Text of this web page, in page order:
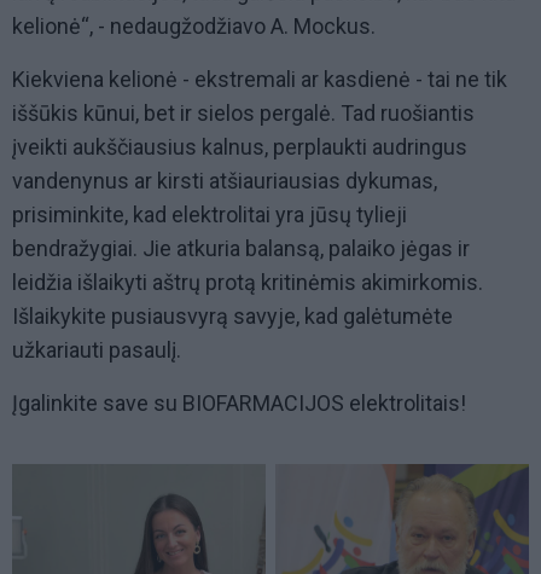
kelionė“, - nedaugžodžiavo A. Mockus.
Kiekviena kelionė - ekstremali ar kasdienė - tai ne tik
iššūkis kūnui, bet ir sielos pergalė. Tad ruošiantis
įveikti aukščiausius kalnus, perplaukti audringus
vandenynus ar kirsti atšiauriausias dykumas,
prisiminkite, kad elektrolitai yra jūsų tylieji
bendražygiai. Jie atkuria balansą, palaiko jėgas ir
leidžia išlaikyti aštrų protą kritinėmis akimirkomis.
Išlaikykite pusiausvyrą savyje, kad galėtumėte
užkariauti pasaulį.
Įgalinkite save su BIOFARMACIJOS elektrolitais!